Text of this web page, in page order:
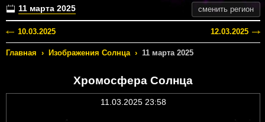
11 марта 2025 сменить регион
10.03.2025 12.03.2025
Главная › Изображения Солнца › 11 марта 2025
Хромосфера Солнца
11.03.2025 23:58